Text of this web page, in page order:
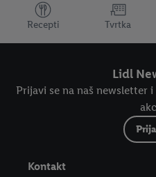
Dodatne teme
Recepti Tvrtka
Lidl
Prijavi se na naš newsletter
Kontakt